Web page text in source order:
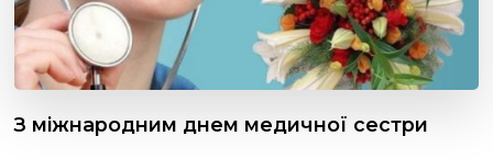
З міжнародним днем медичної сестри